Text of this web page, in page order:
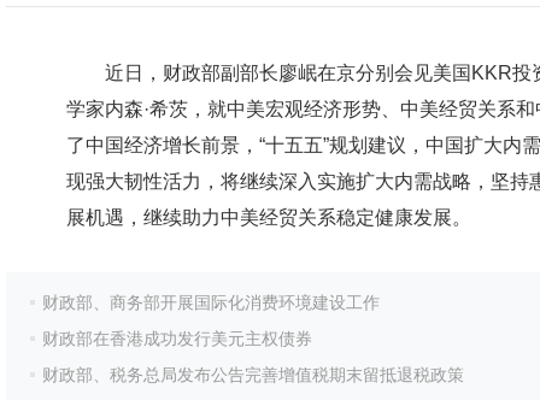
近日，财政部副部长廖岷在京分别会见美国KKR投
学家内森·希茨，就中美宏观经济形势、中美经贸关系
了中国经济增长前景，“十五五”规划建议，中国扩大
现强大韧性活力，将继续深入实施扩大内需战略，坚
展机遇，继续助力中美经贸关系稳定健康发展。
财政部、商务部开展国际化消费环境建设工作
财政部在香港成功发行美元主权债券
财政部、税务总局发布公告完善增值税期末留抵退税政策